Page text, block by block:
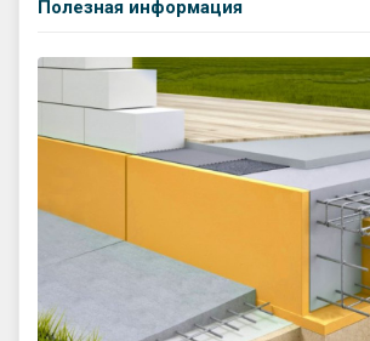
Полезная информация